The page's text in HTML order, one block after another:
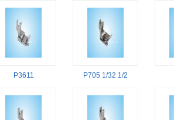
P3611 P705 1/32 1/2